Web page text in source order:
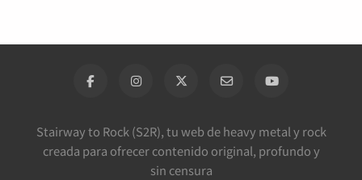
Stairway to Rock (S2R), tu web de heavy metal y rock
creada para ofrecer contenido original, profundo y
sin censura